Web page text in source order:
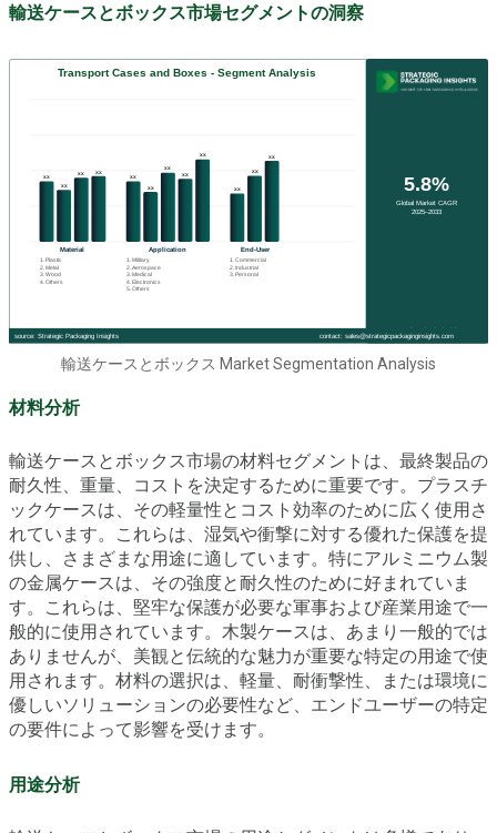
輸送ケースとボックス市場セグメントの洞察
輸送ケースとボックス Market Segmentation Analysis
材料分析
輸送ケースとボックス市場の材料セグメントは、最終製品の
耐久性、重量、コストを決定するために重要です。プラスチ
ックケースは、その軽量性とコスト効率のために広く使用さ
れています。これらは、湿気や衝撃に対する優れた保護を提
供し、さまざまな用途に適しています。特にアルミニウム製
の金属ケースは、その強度と耐久性のために好まれていま
す。これらは、堅牢な保護が必要な軍事および産業用途で一
般的に使用されています。木製ケースは、あまり一般的では
ありませんが、美観と伝統的な魅力が重要な特定の用途で使
用されます。材料の選択は、軽量、耐衝撃性、または環境に
優しいソリューションの必要性など、エンドユーザーの特定
の要件によって影響を受けます。
用途分析